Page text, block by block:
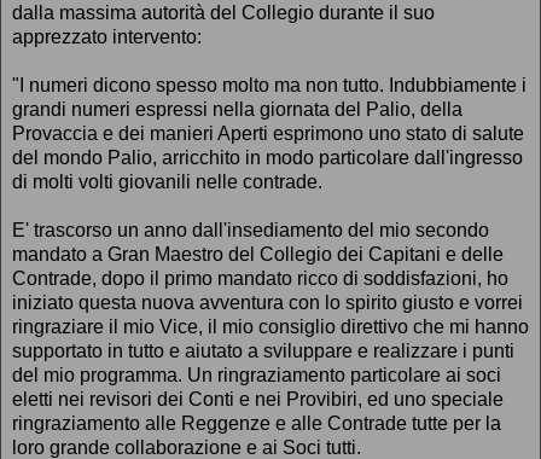
dalla massima autorità del Collegio durante il suo
apprezzato intervento:
"I numeri dicono spesso molto ma non tutto. Indubbiamente i
grandi numeri espressi nella giornata del Palio, della
Provaccia e dei manieri Aperti esprimono uno stato di salute
del mondo Palio, arricchito in modo particolare dall'ingresso
di molti volti giovanili nelle contrade.
E' trascorso un anno dall'insediamento del mio secondo
mandato a Gran Maestro del Collegio dei Capitani e delle
Contrade, dopo il primo mandato ricco di soddisfazioni, ho
iniziato questa nuova avventura con lo spirito giusto e vorrei
ringraziare il mio Vice, il mio consiglio direttivo che mi hanno
supportato in tutto e aiutato a sviluppare e realizzare i punti
del mio programma. Un ringraziamento particolare ai soci
eletti nei revisori dei Conti e nei Provibiri, ed uno speciale
ringraziamento alle Reggenze e alle Contrade tutte per la
loro grande collaborazione e ai Soci tutti.